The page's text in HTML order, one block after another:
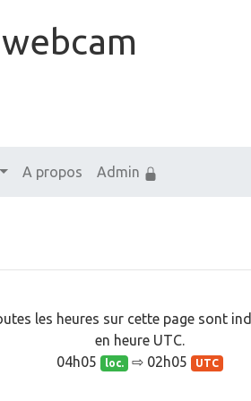
A propos Admin
les heures sur cette page sont
en heure UTC.
04h05 loc. ⇨ 02h05 UTC